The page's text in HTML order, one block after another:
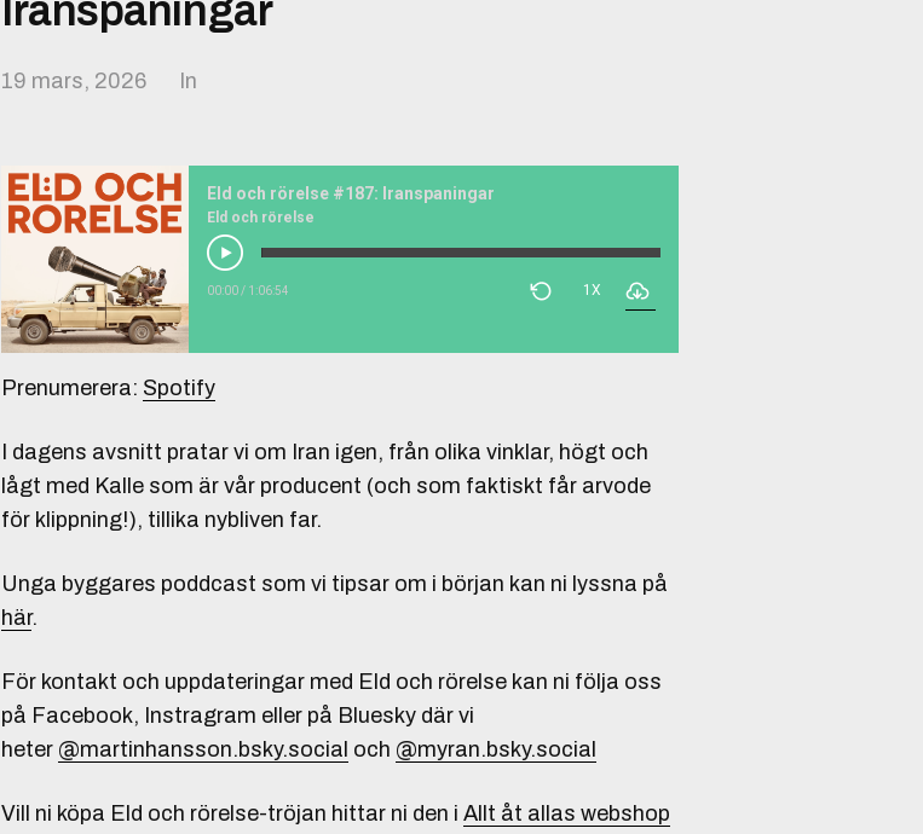
Iranspaningar
19 mars, 2026 In
Eld och rörelse #187: Iranspaningar
Eld och rörelse
00:00/ 1:06:54 1X
Prenumerera: Spotify
I dagens avsnitt pratar vi om Iran igen, från olika vinklar, högt och
lågt med Kalle som är vår producent (och som faktiskt får arvode
för klippning!), tillika nybliven far.
Unga byggares poddcast som vi tipsar om i början kan ni lyssna på
här.
För kontakt och uppdateringar med Eld och rörelse kan ni följa oss
på Facebook, Instragram eller på Bluesky där vi
heter @martinhansson.bsky.social och @myran.bsky.social
Vill ni köpa Eld och rörelse-tröjan hittar ni den i Allt åt allas webshop